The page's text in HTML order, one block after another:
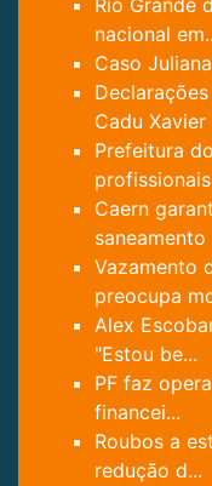
Rio Grande
nacional
Caso
Cadu Xavier
Prefeitura
Caern
saneamento
Vazamento
preocupa
Alex
"Estou be...
PF faz
financei...
Roubos a
redução d...